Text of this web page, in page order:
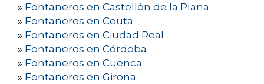
» Fontaneros en Castellón de la Plana
» Fontaneros en Ceuta
» Fontaneros en Ciudad Real
» Fontaneros en Córdoba
» Fontaneros en Cuenca
» Fontaneros en Girona